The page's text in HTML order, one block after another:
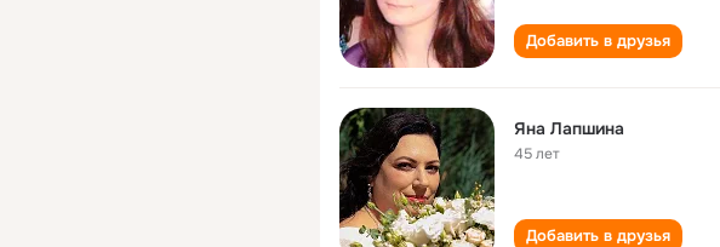
Добавить в друзья
Яна Лапшина
45 лет
Добавить в друзья